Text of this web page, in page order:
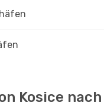
Kosice